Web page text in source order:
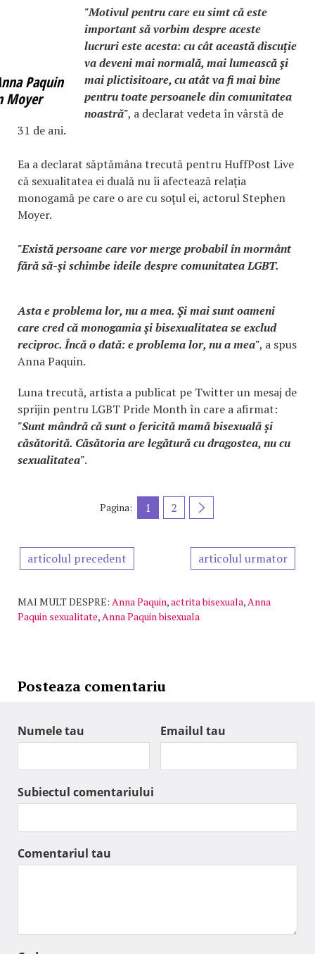
Paquin
Moyer
"Motivul pentru care eu simt că este
important să vorbim despre aceste
lucruri este acesta: cu cât această discuţie
va deveni mai normală, mai lumească şi
mai plictisitoare, cu atât va fi mai bine
pentru toate persoanele din comunitatea
noastră", a declarat vedeta în vârstă de
31 de ani.
Ea a declarat săptămâna trecută pentru HuffPost Live
că sexualitatea ei duală nu îi afectează relaţia
monogamă pe care o are cu soţul ei, actorul Stephen
Moyer.
"Există persoane care vor merge probabil în mormânt
fără să-şi schimbe ideile despre comunitatea LGBT.
Asta e problema lor, nu a mea. Şi mai sunt oameni
care cred că monogamia şi bisexualitatea se exclud
reciproc. Încă o dată: e problema lor, nu a mea", a spus
Anna Paquin.
Luna trecută, artista a publicat pe Twitter un mesaj de
sprijin pentru LGBT Pride Month în care a afirmat:
"Sunt mândră că sunt o fericită mamă bisexuală şi
căsătorită. Căsătoria are legătură cu dragostea, nu cu
sexualitatea".
Pagina: 1 2
articolul precedent articolul urmator
MAI MULT DESPRE: Anna Paquin,actrita bisexuala, Anna
Paquin sexualitate, Anna Paquin bisexuala
Posteaza comentariu
Numele tau Emailul tau
Subiectul comentariului
Comentariul tau